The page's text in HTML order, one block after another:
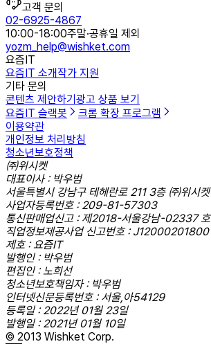
고객 문의
02-6925-4867
10:00-18:00주말·공휴일 제외
yozm_help@wishket.com
요즘IT
요즘IT 소개작가 지원
기타 문의
콘텐츠 제안하기광고 상품 보기
요즘IT 슬랙봇
크롬 확장 프로그램
이용약관
개인정보 처리방침
청소년보호정책
㈜위시켓
대표이사 : 박우범
서울특별시 강남구 테헤란로 211 3층 ㈜위시켓
사업자등록번호 : 209-81-57303
통신판매업신고 : 제2018-서울강남-02337 호
직업정보제공사업 신고번호 :
제호 : 요즘IT
발행인 : 박우범
편집인 : 노희선
청소년보호책임자 : 박우범
인터넷신문등록번호 : 서울,아54129
등록일 : 2022년 01월 23일
발행일 : 2021년 01월 10일
© 2013 Wishket Corp.